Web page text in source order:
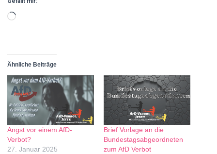
Ähnliche Beiträge
Angst vor einem AfD-
Verbot?
27. Januar 2025
Brief Vorlage an die
Bundestagsabgeordneten
zum AfD Verbot